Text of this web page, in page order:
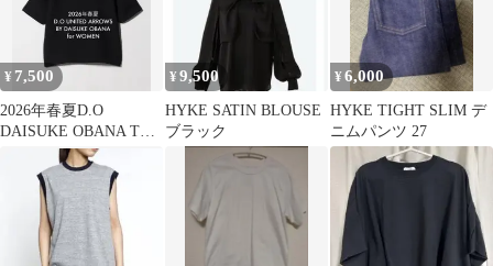
¥ 7,500
2026年春夏D.O
DAISUKE OBANA Tシ
ャツ/hyke cfcl
¥9,500
HYKE SATIN BLOUSE
ブラック
¥6,000
HYKE TIGHT SLIM デ
ニムパンツ 27